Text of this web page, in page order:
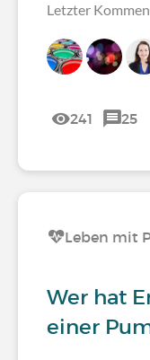
Letzter
241 25
Leben mit
Wer hat
einer